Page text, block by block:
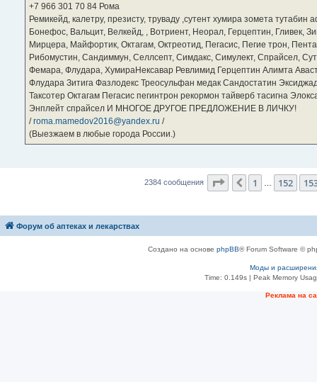
‪+7 966 301 70 84‬ Рома
Ремикейд, калетру, презисту, труваду ,сутент хумира зомета
Бонефос, Вальцит, Велкейд, , Вотриент, Неорал, Герцептин, Гливек,
Мирцера, Майфортик, Октагам, Октреотид, Пегасис, Пегие трон,
Рибомустин, Сандиммун, Селлсепт, Симдакс, Симулект, Спрайсел,
Фемара, Флудара, ХумираНексавар Ревлимид Герцептин Алимта
Флудара Зитига Фазлодекс Треосульфан медак Сандостатин
Таксотер Октагам Пегасис пегинтрон рекормон тайверб тасигна
Энплейт спрайсел И МНОГОЕ ДРУГОЕ ПРЕДЛОЖЕНИЕ В ЛИЧКУ!
/roma.mamedov2016@yandex.ru /
(Выезжаем в любые города России.)
2384 сообщения Страница 154из
Пред.
1 152
Форум об аптеках и лекарствах
Создано на основе phpBB® Forum Software ©
Моды и
Time: 0.149s| Peak Memory
Рeклама на